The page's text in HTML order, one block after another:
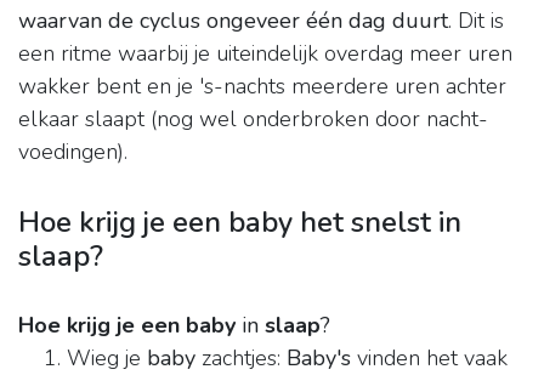
waarvan de cyclus ongeveer één dag duurt. Dit is
een ritme waarbij je uiteindelijk overdag meer uren
wakker bent en je 's-nachts meerdere uren achter
elkaar slaapt (nog wel onderbroken door nacht-
voedingen).
Hoe krijg je een baby het snelst in
slaap?
Hoe krijg je een baby in slaap?
Wieg je baby zachtjes: Baby's vinden het vaak